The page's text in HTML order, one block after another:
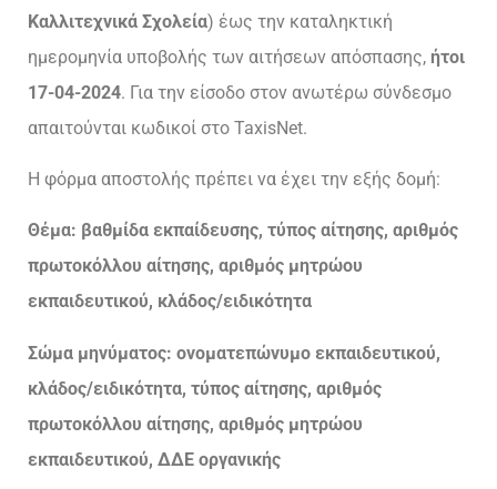
Καλλιτεχνικά Σχολεία) έως την καταληκτική
ημερομηνία υποβολής των αιτήσεων απόσπασης, ήτοι
17-04-2024. Για την είσοδο στον ανωτέρω σύνδεσμο
απαιτούνται κωδικοί στο TaxisNet.
Η φόρμα αποστολής πρέπει να έχει την εξής δομή:
Θέμα: βαθμίδα εκπαίδευσης, τύπος αίτησης, αριθμός
πρωτοκόλλου αίτησης, αριθμός μητρώου
εκπαιδευτικού, κλάδος/ειδικότητα
Σώμα μηνύματος: ονοματεπώνυμο εκπαιδευτικού,
κλάδος/ειδικότητα, τύπος αίτησης, αριθμός
πρωτοκόλλου αίτησης, αριθμός μητρώου
εκπαιδευτικού, ΔΔΕ οργανικής